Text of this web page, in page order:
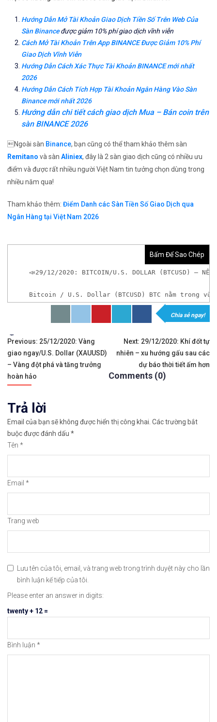
Hướng Dẫn Mở Tài Khoản Giao Dịch Tiền Số Trên Web Của
Sàn Binanceđược giảm 10% phí giao dịch vĩnh viễn
Cách Mở Tài Khoản Trên App BINANCE Được Giảm 10% Phí
Giao Dịch Vĩnh Viễn
Hướng Dẫn Cách Xác Thực Tài Khoản BINANCE mới nhất
2026
Hướng Dẫn Cách Tích Hợp Tài Khoản Ngân Hàng Vào Sàn
Binance mới nhất 2026
Hướng dẫn chi tiết cách giao dịch Mua – Bán coin trên
sàn BINANCE 2026
Ngoài sàn Binance, bạn cũng có thể tham khảo thêm sàn
Remitano và sàn Aliniex, đây là 2 sàn giao dịch cũng có nhiều ưu
điểm và được rất nhiều người Việt Nam tin tưởng chọn dùng trong
nhiều năm qua!
Tham khảo thêm: Điểm Danh các Sàn Tiền Số Giao Dịch qua
Ngân Hàng tại Việt Nam 2026
Bấm Để Sao Chép
📣29/12/2020: BITCOIN/U.S. DOLLAR (BTCUSD) – NÊM
Bitcoin / U.S. Dollar (BTCUSD) BTC nằm trong
𝘟𝘦𝘮 𝘤𝘩𝘪 𝘵𝘪ế𝘵: https://chungkhoanforex.com/29-
✨🏆𝐀𝐧 𝐭â𝐦 𝐦ở 𝐭à𝐢 𝐤𝐡𝐨ả𝐧 𝐠𝐢𝐚𝐨 𝐝ị𝐜𝐡 𝐁𝐢𝐭𝐜𝐨𝐢𝐧 𝐯à 𝐧𝐡𝐢ề𝐮 𝐥𝐨ạ𝐢
👉𝘔ở 𝘵à𝘪 𝘬𝘩𝘰ả𝘯 𝘵𝘳ê𝘯 𝘴à𝘯 𝘉𝘪𝘯𝘢𝘯𝘤𝘦 𝘯ổ𝘪 𝘵𝘪ế𝘯𝘨:
✅Xem cách mở tài khoản trên sàn Binance được
✅Xem hướng dẫn cách giao dịch Mua – Bán
👉𝘔ở 𝘵à𝘪 𝘬𝘩𝘰ả𝘯 𝘵𝘳ê𝘯 𝘴à𝘯 𝘙𝘦𝘮𝘪𝘵𝘢𝘯𝘰 𝘯ổ𝘪 𝘵𝘪ế𝘯𝘨:
𝘟𝘦𝘮 𝘤𝘩𝘪 𝘵𝘪ế𝘵: https://chungkhoanforex.com/29-
😘Cảm ơn bạn đã xem thông tin😘🍀🤗Chúc bạn
Chia sẻ ngay!
Tags:
Điều
hướng
bài
viết
Previous: 25/12/2020: Vàng
giao ngay/U.S. Dollar (XAUUSD)
– Vàng đột phá và tăng trưởng
hoàn hảo
Next: 29/12/2020: Khí đốt tự
nhiên – xu hướng gấu sau các
dự báo thời tiết ấm hơn
Comments (0)
Trả lời
Email của bạn sẽ không được hiển thị công khai. Các trường bắt
buộc được đánh dấu *
Tên *
Email *
Trang web
Lưu tên của tôi, email, và trang web trong trình duyệt này cho lần
bình luận kế tiếp của tôi.
Please enter an answer in digits:
twenty + 12 =
Bình luận *